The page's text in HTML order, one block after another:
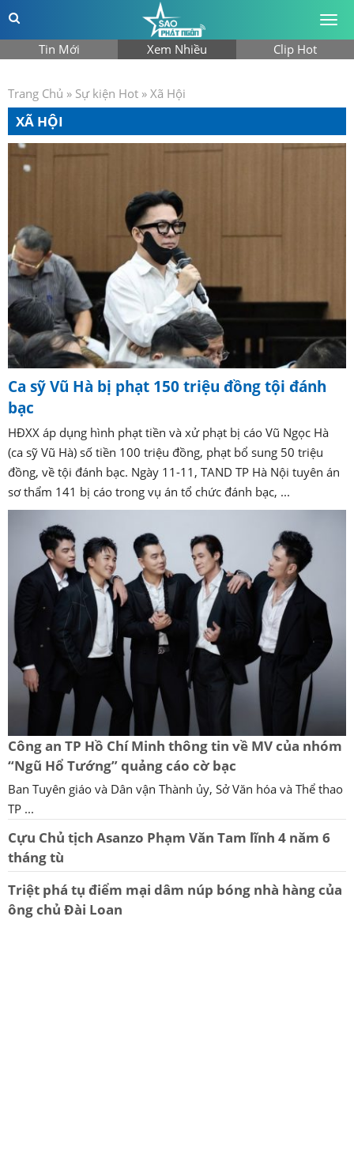
Tin Mới Xem Nhiều Clip Hot
Trang Chủ » Sự kiện Hot » Xã Hội
XÃ HỘI
Ca sỹ Vũ Hà bị phạt 150 triệu đồng tội đánh
bạc
HĐXX áp dụng hình phạt tiền và xử phạt bị cáo Vũ Ngọc Hà
(ca sỹ Vũ Hà) số tiền 100 triệu đồng, phạt bổ sung 50 triệu
đồng, về tội đánh bạc. Ngày 11-11, TAND TP Hà Nội tuyên án
sơ thẩm 141 bị cáo trong vụ án tổ chức đánh bạc, ...
Công an TP Hồ Chí Minh thông tin về MV của nhóm
“Ngũ Hổ Tướng” quảng cáo cờ bạc
Ban Tuyên giáo và Dân vận Thành ủy, Sở Văn hóa và Thể thao
TP ...
Cựu Chủ tịch Asanzo Phạm Văn Tam lĩnh 4 năm 6
tháng tù
Triệt phá tụ điểm mại dâm núp bóng nhà hàng của
ông chủ Đài Loan